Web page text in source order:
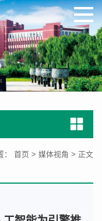
： 首页 > 媒体视角 > 正文